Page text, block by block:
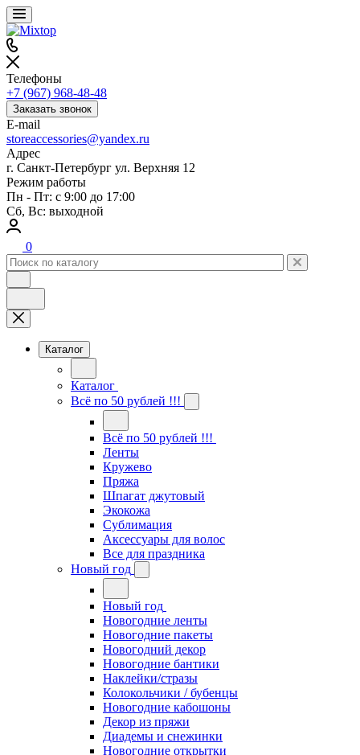
Телефоны
+7 (967) 968-48-48
Заказать звонок
E-mail
storeaccessories@yandex.ru
Адрес
г. Санкт-Петербург ул. Верхняя 12
Режим работы
Пн - Пт: с 9:00 до 17:00
Сб, Вс: выходной
0
Каталог
Каталог
Всё по 50 рублей !!!
Всё по 50 рублей !!!
Ленты
Кружево
Пряжа
Шпагат джутовый
Экокожа
Сублимация
Аксессуары для волос
Все для праздника
Новый год
Новый год
Новогодние ленты
Новогодние пакеты
Новогодний декор
Новогодние бантики
Наклейки/стразы
Колокольчики / бубенцы
Новогодние кабошоны
Декор из пряжи
Диадемы и снежинки
Новогодние открытки